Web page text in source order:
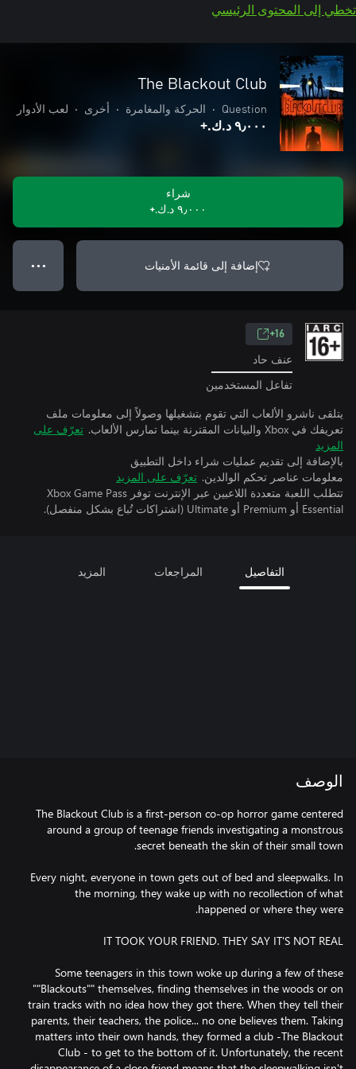
تخطي إلى المحتوى الرئيسي
The Blackout Club
Question
• الحركة والمغامرة • أخرى • لعب الأدوار
٩٫٠٠٠ د.ك.‏+
شراء
٩٫٠٠٠ د.ك.‏+
إضافة إلى قائمة الأمنيات ● ● ●
16+
عنف حاد
تفاعل المستخدمين
يتلقى ناشرو الألعاب التي تقوم بتشغيلها وصولاً إلى معلومات ملف
تعريفك في Xbox والبيانات المقترنة بينما تمارس الألعاب.
تعرّف على
المزيد
بالإضافة إلى تقديم عمليات شراء داخل التطبيق
معلومات عناصر تحكم الوالدين. تعرّف على المزيد
تتطلب اللعبة متعددة اللاعبين عبر الإنترنت توفر Xbox Game Pass
Essential أو Premium أو Ultimate (اشتراكات تُباع بشكل منفصل).
التفاصيل المراجعات المزيد
الوصف
The Blackout Club is a first-person co-op horror game centered
around a group of teenage friends investigating a monstrous
Every night, everyone in town gets out of bed and sleepwalks. In
the morning, they wake up with no recollection of what
Some teenagers in this town woke up during a few of these
""Blackouts"" themselves, finding themselves in the woods or on
train tracks with no idea how they got there. When they tell their
parents, their teachers, the police... no one believes them. Taking
matters into their own hands, they formed a club -The Blackout
Club - to get to the bottom of it. Unfortunately, the recent